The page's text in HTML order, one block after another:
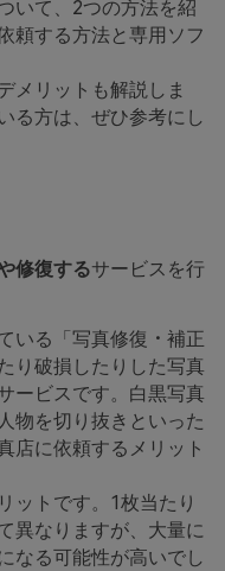
いて、2つの方法を紹
頼する方法と専用ソフ
メリットも解説しま
る方は、ぜひ参考にし
修復するサービスを行
いる「写真修復・補正
り破損したりした写真
ービスです。白黒写真
物を切り抜きといった
店に依頼するメリット
ットです。1枚当たり
異なりますが、大量に
なる可能性が高いでし